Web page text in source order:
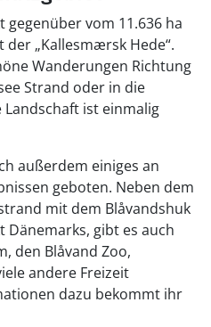
gegenüber vom 11.636 ha
„Kallesmærsk Hede“.
Wanderungen Richtung
Strand oder in die
ist einmalig
außerdem einiges an
geboten. Neben dem
mit dem Blåvandshuk
Dänemarks, gibt es auch
den Blåvand Zoo,
andere Freizeit
dazu bekommt ihr